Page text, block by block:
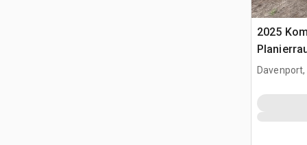
2025
Davenport,